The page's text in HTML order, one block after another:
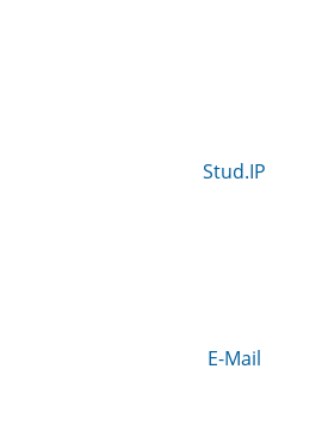
Stud.IP
E-Mail